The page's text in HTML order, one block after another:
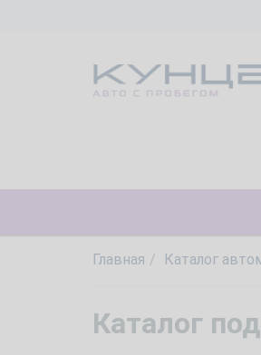
Главная Каталог
Каталог